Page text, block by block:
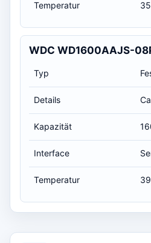
Temperatur
WDC WD1600AAJS-
Typ
Details
Kapazität
Interface
Temperatur